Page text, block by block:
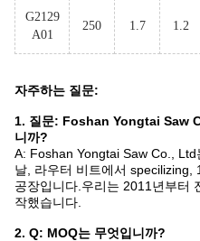
G2129
A01
250 1.7 1.2
자주하는 질문:
1. 질문: Foshan Yongtai Saw
니까?
A: Foshan Yongtai Saw Co.,
날, 라우터 비트에서 specilizing,
공장입니다.우리는 2011년부터
작했습니다.
2. Q: MOQ는 무엇입니까?